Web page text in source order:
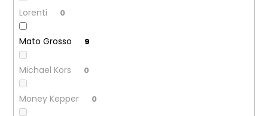
Lorenti 0
Mato Grosso 9
Michael Kors 0
Money Kepper 0